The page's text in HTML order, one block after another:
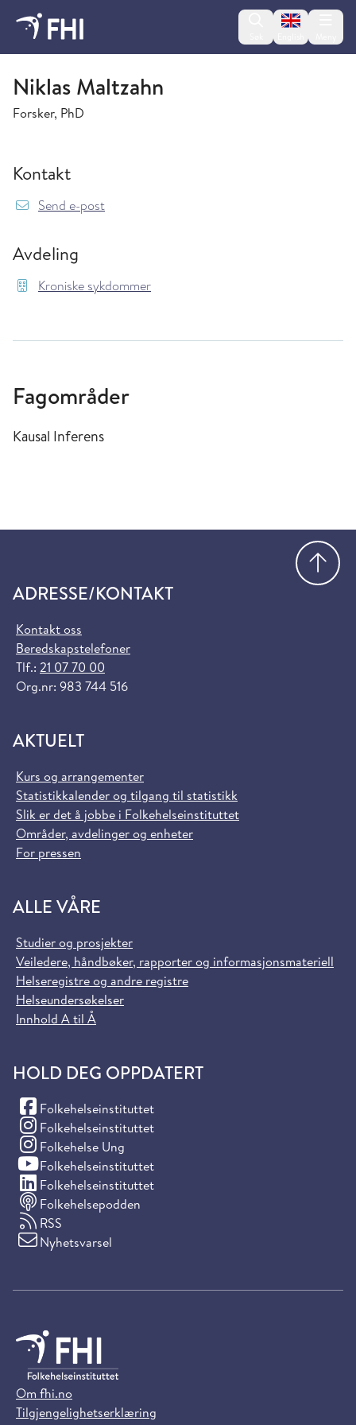
Change
Kroniske sykdommer
Niklas Maltzahn
Forsker, PhD
Kontakt
Send e-post{model.translations.sendEmailTo}
Avdeling
Kroniske sykdommer
Fagområder
Kausal Inferens
ADRESSE/KONTAKT
Kontakt oss
Beredskapstelefoner
Tlf.: 21 07 70 00
Org.nr: 983 744 516
AKTUELT
Kurs og arrangementer
Statistikkalender og tilgang til statistikk
Slik er det å jobbe i Folkehelseinstituttet
Områder, avdelinger og enheter
For pressen
ALLE VÅRE
Studier og prosjekter
Veiledere, håndbøker, rapporter og informasjonsmateriell
Helseregistre og andre registre
Helseundersøkelser
Innhold A til Å
HOLD DEG OPPDATERT
Folkehelseinstituttet
(Facebook)
Folkehelseinstituttet
(Instagram)
Folkehelse Ung
(Instagram)
Folkehelseinstituttet
(YouTube)
Folkehelseinstituttet
(LinkedIn)
Folkehelsepodden
RSS
Nyhetsvarsel
Om fhi.no
Tilgjengelighetserklæring